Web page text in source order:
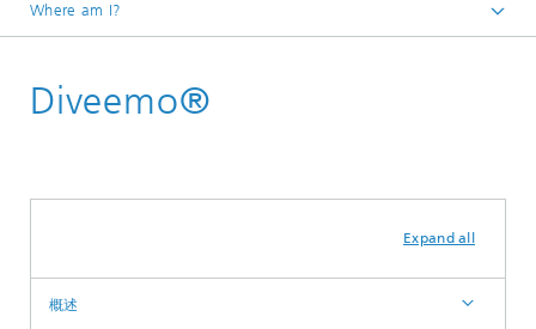
Where am I?
目前研究项目
Diveemo®
Expand all
概述